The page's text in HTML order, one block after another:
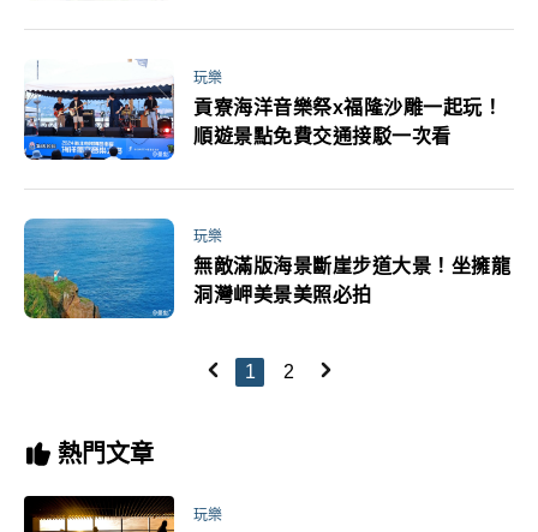
玩樂
貢寮海洋音樂祭x福隆沙雕一起玩！
順遊景點免費交通接駁一次看
玩樂
無敵滿版海景斷崖步道大景！坐擁龍
洞灣岬美景美照必拍
1 2
熱門文章
玩樂